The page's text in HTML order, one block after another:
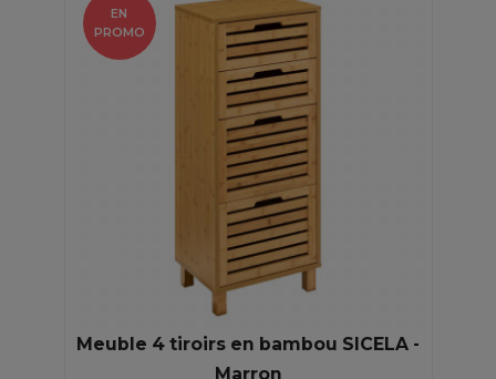
Meuble 4 tiroirs en bambou SICELA -
Marron
EN
PROMO